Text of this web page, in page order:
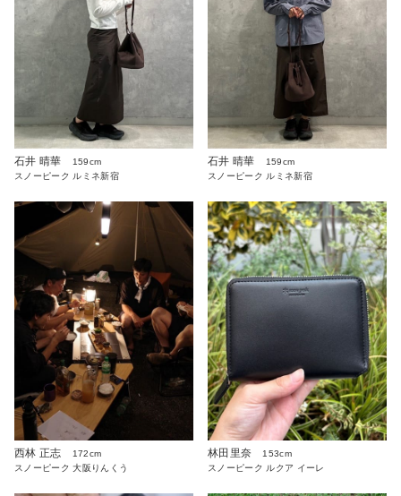
石井 晴華
159cm
スノーピーク ルミネ新宿
石井 晴華
159cm
スノーピーク ルミネ新宿
西林 正志
172cm
スノーピーク 大阪りんくう
林田里奈
153cm
スノーピーク ルクア イーレ